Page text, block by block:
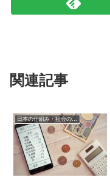
関連記事
日本の仕組み・社会の疑問